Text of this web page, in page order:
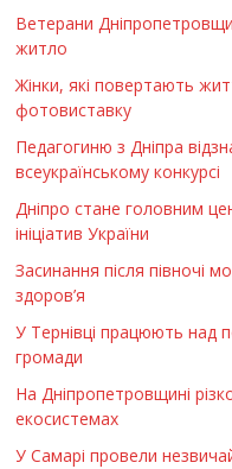
Ветерани
житло
Жінки, які повертають
фотовиставку
Педагогиню з Дніпра
всеукраїнському конкурсі
Дніпро стане головним
ініціатив України
Засинання після півночі
здоров’я
У Тернівці працюють над
громади
На Дніпропетровщині
екосистемах
У Самарі провели